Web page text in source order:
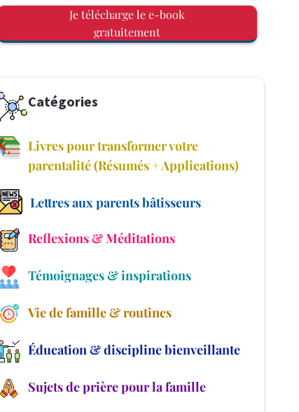
Je télécharge le e-book
gratuitement
Catégories
Livres pour transformer votre
parentalité (Résumés + Applications)
Lettres aux parents bâtisseurs
Reflexions & Méditations
Témoignages & inspirations
Vie de famille & routines
Éducation & discipline bienveillante
Sujets de prière pour la famille